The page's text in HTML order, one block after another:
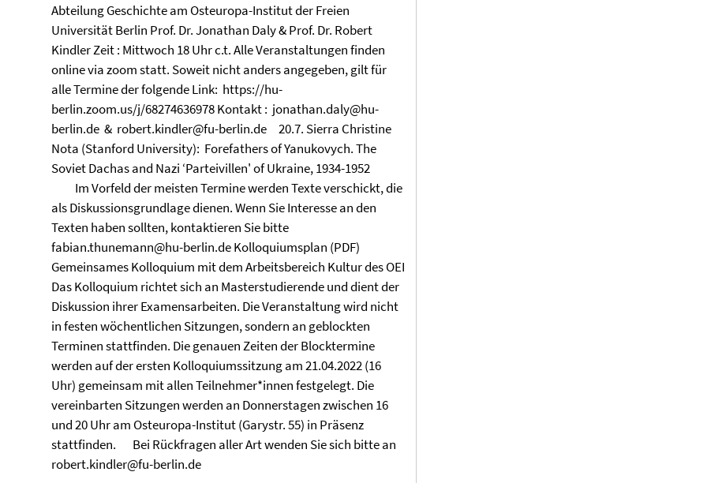
Abteilung Geschichte am Osteuropa-Institut der Freien
Universität Berlin Prof. Dr. Jonathan Daly & Prof. Dr. Robert
Kindler Zeit : Mittwoch 18 Uhr c.t. Alle Veranstaltungen finden
online via zoom statt. Soweit nicht anders angegeben, gilt für
alle Termine der folgende Link: https://hu-
berlin.zoom.us/j/68274636978 Kontakt : jonathan.daly@hu-
berlin.de & robert.kindler@fu-berlin.de 20.7. Sierra Christine
Nota (Stanford University): Forefathers of Yanukovych. The
Soviet Dachas and Nazi ‘Parteivillen' of Ukraine, 1934-1952
Im Vorfeld der meisten Termine werden Texte verschickt, die
als Diskussionsgrundlage dienen. Wenn Sie Interesse an den
Texten haben sollten, kontaktieren Sie bitte
fabian.thunemann@hu-berlin.de Kolloquiumsplan (PDF)
Gemeinsames Kolloquium mit dem Arbeitsbereich Kultur des OEI
Das Kolloquium richtet sich an Masterstudierende und dient der
Diskussion ihrer Examensarbeiten. Die Veranstaltung wird nicht
in festen wöchentlichen Sitzungen, sondern an geblockten
Terminen stattfinden. Die genauen Zeiten der Blocktermine
werden auf der ersten Kolloquiumssitzung am 21.04.2022 (16
Uhr) gemeinsam mit allen Teilnehmer*innen festgelegt. Die
vereinbarten Sitzungen werden an Donnerstagen zwischen 16
und 20 Uhr am Osteuropa-Institut (Garystr. 55) in Präsenz
stattfinden. Bei Rückfragen aller Art wenden Sie sich bitte an
robert.kindler@fu-berlin.de